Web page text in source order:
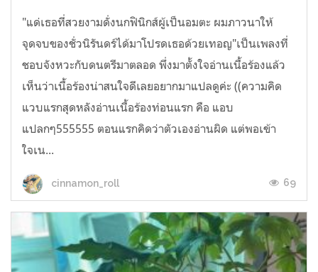
"แด่เธอที่สวยงามดั่งนกฟินิกส์ผู้เป็นอมตะ ผมภาวนาให้
จุดจบของชั่วนิรันดร์ได้มาโปรดเธอด้วยเทอญ"เป็นเพลงที่
ชอบจังหวะกับดนตรีมาตลอด พึ่งมาตั้งใจอ่านเนื้อร้องแล้ว
เห็นว่าเนื้อร้องน่าสนใจดีเลยอยากมาแปลดูค่ะ ((ความคิด
แวบแรกสุดหลังอ่านเนื้อร้องท่อนแรก คือ แอบ
แปลกๆ555555 ตอนแรกคิดว่าตัวเองอ่านผิด แต่พอเข้า
ใจเน...
cinnamon_roll 69